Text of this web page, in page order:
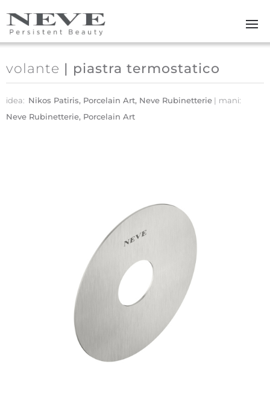
Skip to main content
volante | piastra termostatico
idea: Nikos Patiris, Porcelain Art, Neve Rubinetterie
mani:
Neve Rubinetterie, Porcelain Art